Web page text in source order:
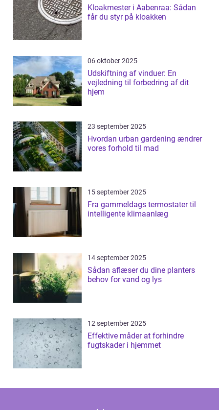
Kloakmester i Aabenraa: Sådan
får du styr på kloakken
06 oktober 2025
Udskiftning af vinduer: En
vejledning til forbedring af dit
hjem
23 september 2025
Hvordan urban gardening ændrer
vores forhold til mad
15 september 2025
Fra gammeldags termostater til
intelligente klimaanlæg
14 september 2025
Sådan aflæser du dine planters
behov for vand og lys
12 september 2025
Effektive måder at forhindre
fugtskader i hjemmet